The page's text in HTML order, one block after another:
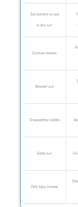
Sac banane ou sac
à dos cuir
Ceinture tressée
Bracelet cuir
Chaussettes visibles
Gants cuir
Petit bijou homme